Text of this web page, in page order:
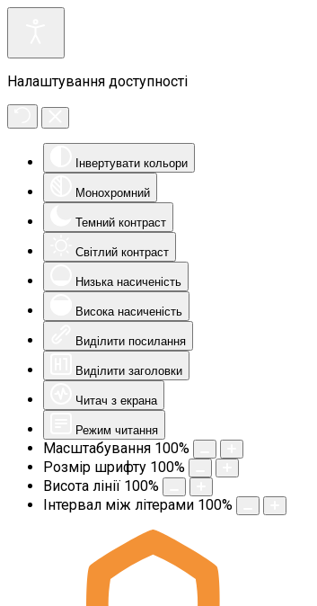
Налаштування доступності
Інвертувати кольори
Монохромний
Темний контраст
Світлий контраст
Низька насиченість
Висока насиченість
Виділити посилання
Виділити заголовки
Читач з екрана
Режим читання
Масштабування 100%
Розмір шрифту 100%
Висота лінії 100%
Інтервал між літерами 100%